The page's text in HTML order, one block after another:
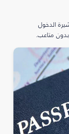
الدخول
متاعب.